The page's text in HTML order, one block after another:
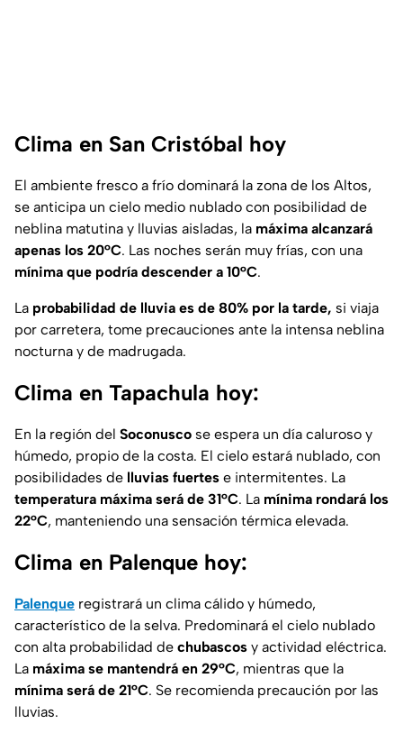
Clima en San Cristóbal hoy
El ambiente fresco a frío dominará la zona de los Altos,
se anticipa un cielo medio nublado con posibilidad de
neblina matutina y lluvias aisladas, la máxima alcanzará
apenas los 20°C. Las noches serán muy frías, con una
mínima que podría descender a 10°C.
La probabilidad de lluvia es de 80% por la tarde, si viaja
por carretera, tome precauciones ante la intensa neblina
nocturna y de madrugada.
Clima en Tapachula hoy:
En la región del Soconusco se espera un día caluroso y
húmedo, propio de la costa. El cielo estará nublado, con
posibilidades de lluvias fuertes e intermitentes. La
temperatura máxima será de 31°C. La mínima rondará los
22°C, manteniendo una sensación térmica elevada.
Clima en Palenque hoy:
Palenque registrará un clima cálido y húmedo,
característico de la selva. Predominará el cielo nublado
con alta probabilidad de chubascos y actividad eléctrica.
La máxima se mantendrá en 29°C, mientras que la
mínima será de 21°C. Se recomienda precaución por las
lluvias.